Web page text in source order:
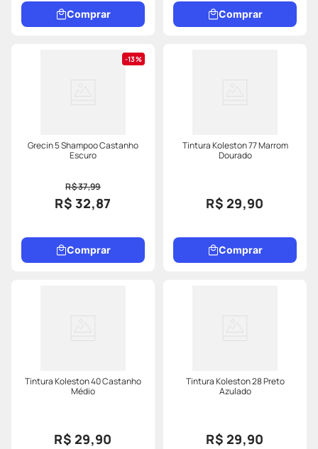
Comprar Comprar
13%
Grecin 5 Shampoo Castanho
Escuro
R$ 37,99
R$ 32,87
Comprar
Tintura Koleston 77 Marrom
Dourado
R$ 29,90
Comprar
Tintura Koleston 40 Castanho
Médio
R$ 29,90
Tintura Koleston 28 Preto
Azulado
R$ 29,90